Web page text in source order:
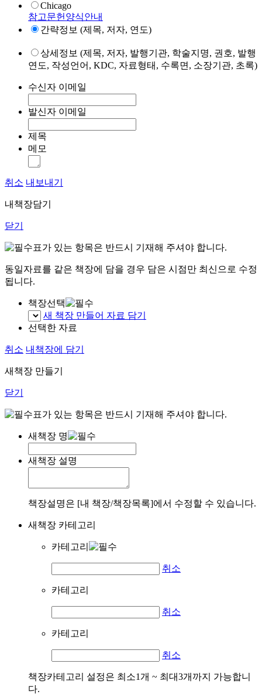
Chicago
참고문헌양식안내
간략정보 (제목, 저자, 연도)
상세정보 (제목, 저자, 발행기관, 학술지명, 권호, 발행
연도, 작성언어, KDC, 자료형태, 수록면, 소장기관, 초록)
수신자 이메일
발신자 이메일
제목
메모
취소 내보내기
내책장담기
닫기
표가 있는 항목은 반드시 기재해 주셔야 합니다.
동일자료를 같은 책장에 담을 경우 담은 시점만 최신으로 수정
됩니다.
책장선택
새 책장 만들어 자료 담기
선택한 자료
취소 내책장에 담기
새책장 만들기
닫기
표가 있는 항목은 반드시 기재해 주셔야 합니다.
새책장 명
새책장 설명
책장설명은 [내 책장/책장목록]에서 수정할 수 있습니다.
새책장 카테고리
카테고리
취소
카테고리
취소
카테고리
취소
책장카테고리 설정은 최소1개 ~ 최대3개까지 가능합니
다.